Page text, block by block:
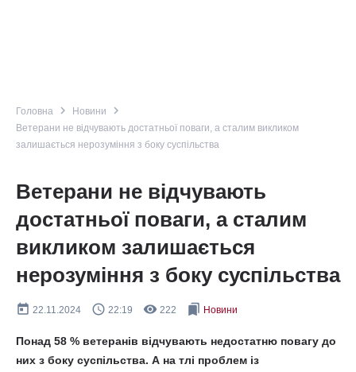
Головна navigate_next Новини navigate_next
Ветерани не відчувають достатньої поваги, а сталим викликом
залишається нерозуміння з боку суспільства
Ветерани не відчувають
достатньої поваги, а сталим
викликом залишається
нерозуміння з боку суспільства
today 22.11.2024 query_builder 22:19 remove_red_eye 222 bookmarks Новини
Понад 58 % ветеранів відчувають недостатню повагу до
них з боку суспільства. А на тлі проблем із